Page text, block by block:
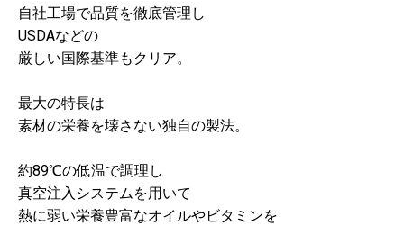
自社工場で品質を徹底管理し
USDAなどの
厳しい国際基準もクリア。
最大の特長は
素材の栄養を壊さない独自の製法。
約89℃の低温で調理し
真空注入システムを用いて
熱に弱い栄養豊富なオイルやビタミンを